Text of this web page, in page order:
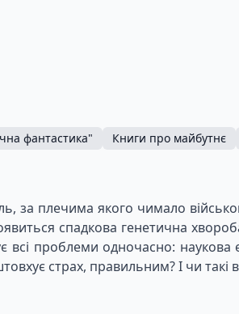
фантастика" Книги про майбутнє
за плечима якого чимало
спадкова генетична
всі проблеми одночасно:
страх, правильним? І чи